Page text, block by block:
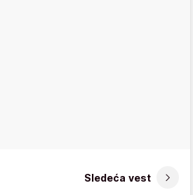
Sledeća vest